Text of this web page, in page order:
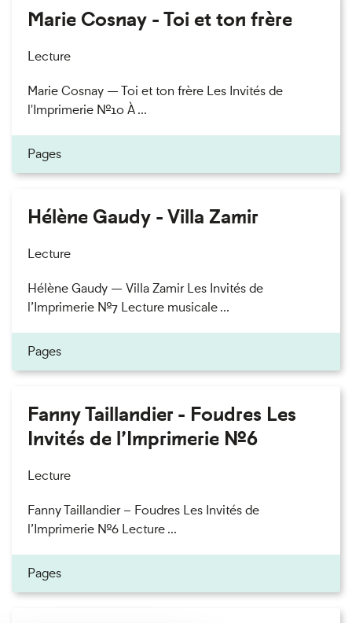
Marie Cosnay - Toi et ton frère
Lecture
Marie Cosnay — Toi et ton frère Les Invités de
l'Imprimerie n°10 À ...
Pages
Hélène Gaudy - Villa Zamir
Lecture
Hélène Gaudy — Villa Zamir Les Invités de
l’Imprimerie n°7 Lecture musicale ...
Pages
Fanny Taillandier - Foudres Les
Invités de l’Imprimerie n°6
Lecture
Fanny Taillandier – Foudres Les Invités de
l’Imprimerie n°6 Lecture ...
Pages